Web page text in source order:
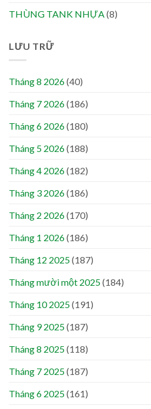
THÙNG TANK NHỰA (8)
LƯU TRỮ
Tháng 8 2026(40)
Tháng 7 2026(186)
Tháng 6 2026(180)
Tháng 5 2026(188)
Tháng 4 2026(182)
Tháng 3 2026(186)
Tháng 2 2026(170)
Tháng 1 2026(186)
Tháng 12 2025(187)
Tháng mười một 2025(184)
Tháng 10 2025(191)
Tháng 9 2025(187)
Tháng 8 2025(118)
Tháng 7 2025(187)
Tháng 6 2025(161)